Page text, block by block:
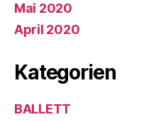
Mai 2020
April 2020
Kategorien
BALLETT